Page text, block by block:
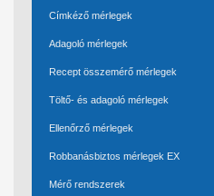
Címkéző mérlegek
Adagoló mérlegek
Recept összemérő mérlegek
Töltő- és adagoló mérlegek
Ellenőrző mérlegek
Robbanásbiztos mérlegek EX
Mérő rendszerek